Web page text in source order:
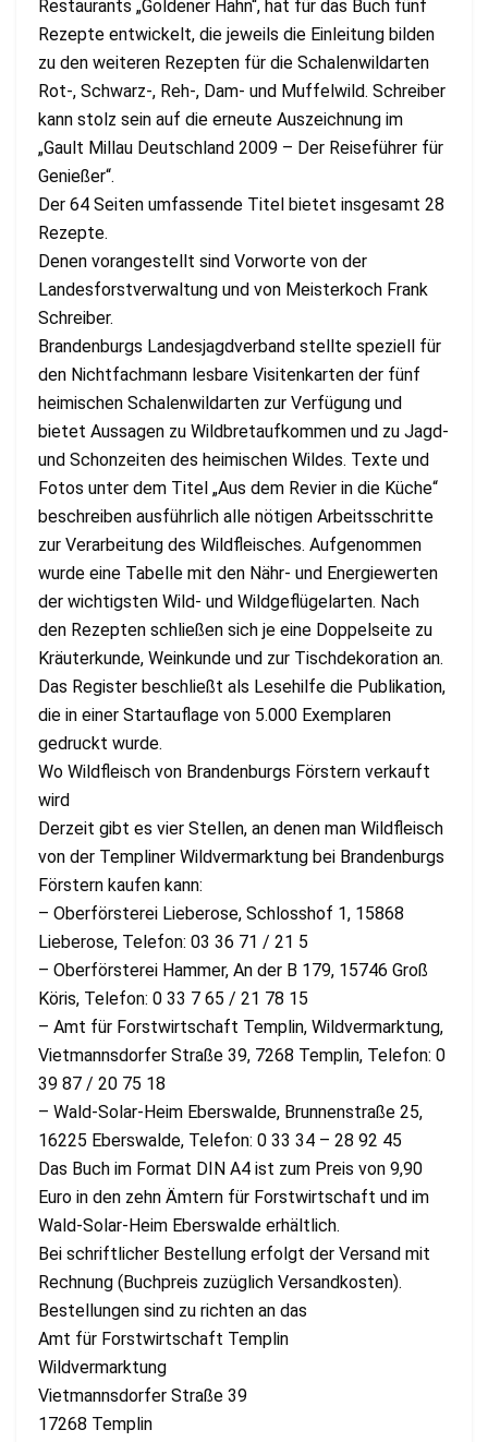
Restaurants „Goldener Hahn“, hat für das Buch fünf
Rezepte entwickelt, die jeweils die Einleitung bilden
zu den weiteren Rezepten für die Schalenwildarten
Rot-, Schwarz-, Reh-, Dam- und Muffelwild. Schreiber
kann stolz sein auf die erneute Auszeichnung im
„Gault Millau Deutschland 2009 – Der Reiseführer für
Genießer“.
Der 64 Seiten umfassende Titel bietet insgesamt 28
Rezepte.
Denen vorangestellt sind Vorworte von der
Landesforstverwaltung und von Meisterkoch Frank
Schreiber.
Brandenburgs Landesjagdverband stellte speziell für
den Nichtfachmann lesbare Visitenkarten der fünf
heimischen Schalenwildarten zur Verfügung und
bietet Aussagen zu Wildbretaufkommen und zu Jagd-
und Schonzeiten des heimischen Wildes. Texte und
Fotos unter dem Titel „Aus dem Revier in die Küche“
beschreiben ausführlich alle nötigen Arbeitsschritte
zur Verarbeitung des Wildfleisches. Aufgenommen
wurde eine Tabelle mit den Nähr- und Energiewerten
der wichtigsten Wild- und Wildgeflügelarten. Nach
den Rezepten schließen sich je eine Doppelseite zu
Kräuterkunde, Weinkunde und zur Tischdekoration an.
Das Register beschließt als Lesehilfe die Publikation,
die in einer Startauflage von 5.000 Exemplaren
gedruckt wurde.
Wo Wildfleisch von Brandenburgs Förstern verkauft
wird
Derzeit gibt es vier Stellen, an denen man Wildfleisch
von der Templiner Wildvermarktung bei Brandenburgs
Förstern kaufen kann:
– Oberförsterei Lieberose, Schlosshof 1, 15868
Lieberose, Telefon: 03 36 71 / 21 5
– Oberförsterei Hammer, An der B 179, 15746 Groß
Köris, Telefon: 0 33 7 65 / 21 78 15
– Amt für Forstwirtschaft Templin, Wildvermarktung,
Vietmannsdorfer Straße 39, 7268 Templin, Telefon: 0
39 87 / 20 75 18
– Wald-Solar-Heim Eberswalde, Brunnenstraße 25,
16225 Eberswalde, Telefon: 0 33 34 – 28 92 45
Das Buch im Format DIN A4 ist zum Preis von 9,90
Euro in den zehn Ämtern für Forstwirtschaft und im
Wald-Solar-Heim Eberswalde erhältlich.
Bei schriftlicher Bestellung erfolgt der Versand mit
Rechnung (Buchpreis zuzüglich Versandkosten).
Bestellungen sind zu richten an das
Amt für Forstwirtschaft Templin
Wildvermarktung
Vietmannsdorfer Straße 39
17268 Templin